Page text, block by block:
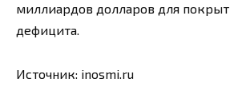
миллиардов долларов для
дефицита.
Источник: inosmi.ru